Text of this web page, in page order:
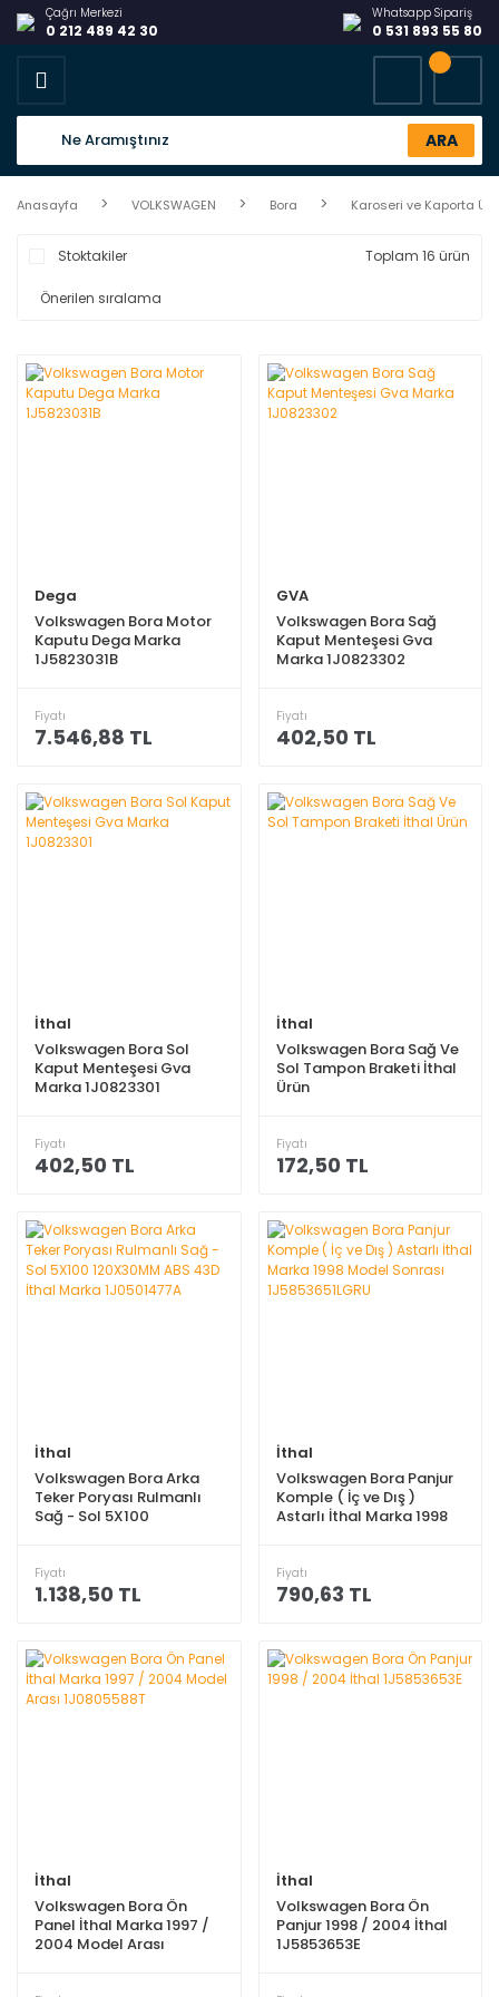
Çağrı Merkezi
0 212 489 42 30
Whatsapp Sipariş
0 531 893 55 80
ARA
Anasayfa VOLKSWAGEN Bora Karoseri ve Kaporta
Stoktakiler Toplam 16 ürün
Dega
Volkswagen Bora Motor
Kaputu Dega Marka
1J5823031B
Fiyatı
7.546,88 TL
GVA
Volkswagen Bora Sağ
Kaput Menteşesi Gva
Marka 1J0823302
Fiyatı
402,50 TL
İthal
Volkswagen Bora Sol
Kaput Menteşesi Gva
Marka 1J0823301
Fiyatı
402,50 TL
İthal
Volkswagen Bora Sağ Ve
Sol Tampon Braketi İthal
Ürün
Fiyatı
172,50 TL
İthal
Volkswagen Bora Arka
Teker Poryası Rulmanlı
Sağ - Sol 5X100
Fiyatı
1.138,50 TL
İthal
Volkswagen Bora Panjur
Komple ( İç ve Dış )
Astarlı İthal Marka 1998
Fiyatı
790,63 TL
İthal
Volkswagen Bora Ön
Panel İthal Marka 1997 /
2004 Model Arası
İthal
Volkswagen Bora Ön
Panjur 1998 / 2004 İthal
1J5853653E